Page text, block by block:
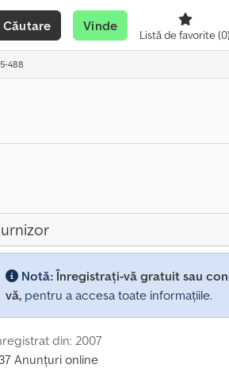
Căutare Vinde
Listă de favorite(0)
488
Notă:Înregistrați-vă gratuit sau
vă, pentru a accesa toate informațiile.
din: 2007
Anunțuri online